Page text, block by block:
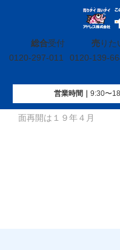
総合受付
0120-297-011
売りた
0120-139-
営業時間｜ 9:30〜
イエステーション»投稿
面再開は１９年４月